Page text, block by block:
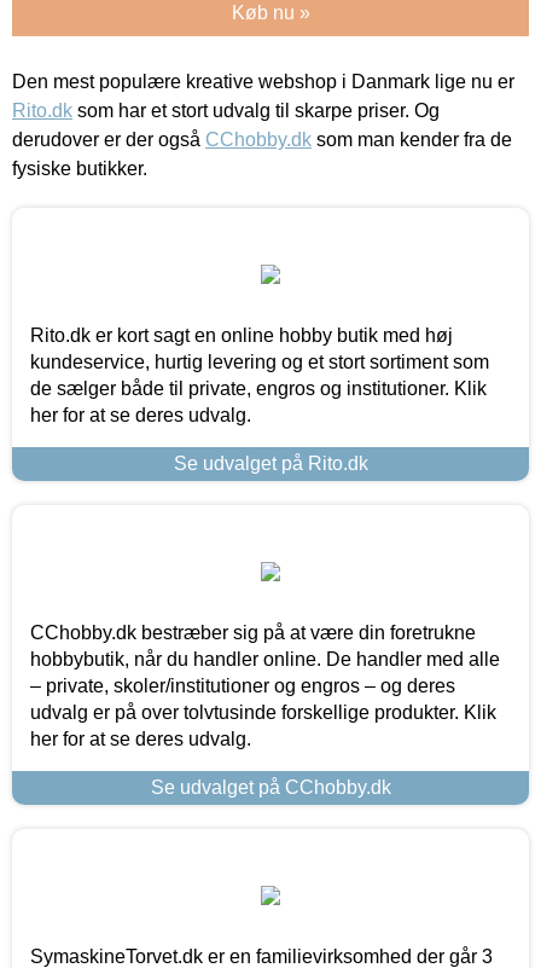
Køb nu »
Den mest populære kreative webshop i Danmark lige nu er
Rito.dk som har et stort udvalg til skarpe priser. Og
derudover er der også CChobby.dk som man kender fra de
fysiske butikker.
Rito.dk er kort sagt en online hobby butik med høj
kundeservice, hurtig levering og et stort sortiment som
de sælger både til private, engros og institutioner. Klik
her for at se deres udvalg.
Se udvalget på Rito.dk
CChobby.dk bestræber sig på at være din foretrukne
hobbybutik, når du handler online. De handler med alle
– private, skoler/institutioner og engros – og deres
udvalg er på over tolvtusinde forskellige produkter. Klik
her for at se deres udvalg.
Se udvalget på CChobby.dk
SymaskineTorvet.dk er en familievirksomhed der går 3